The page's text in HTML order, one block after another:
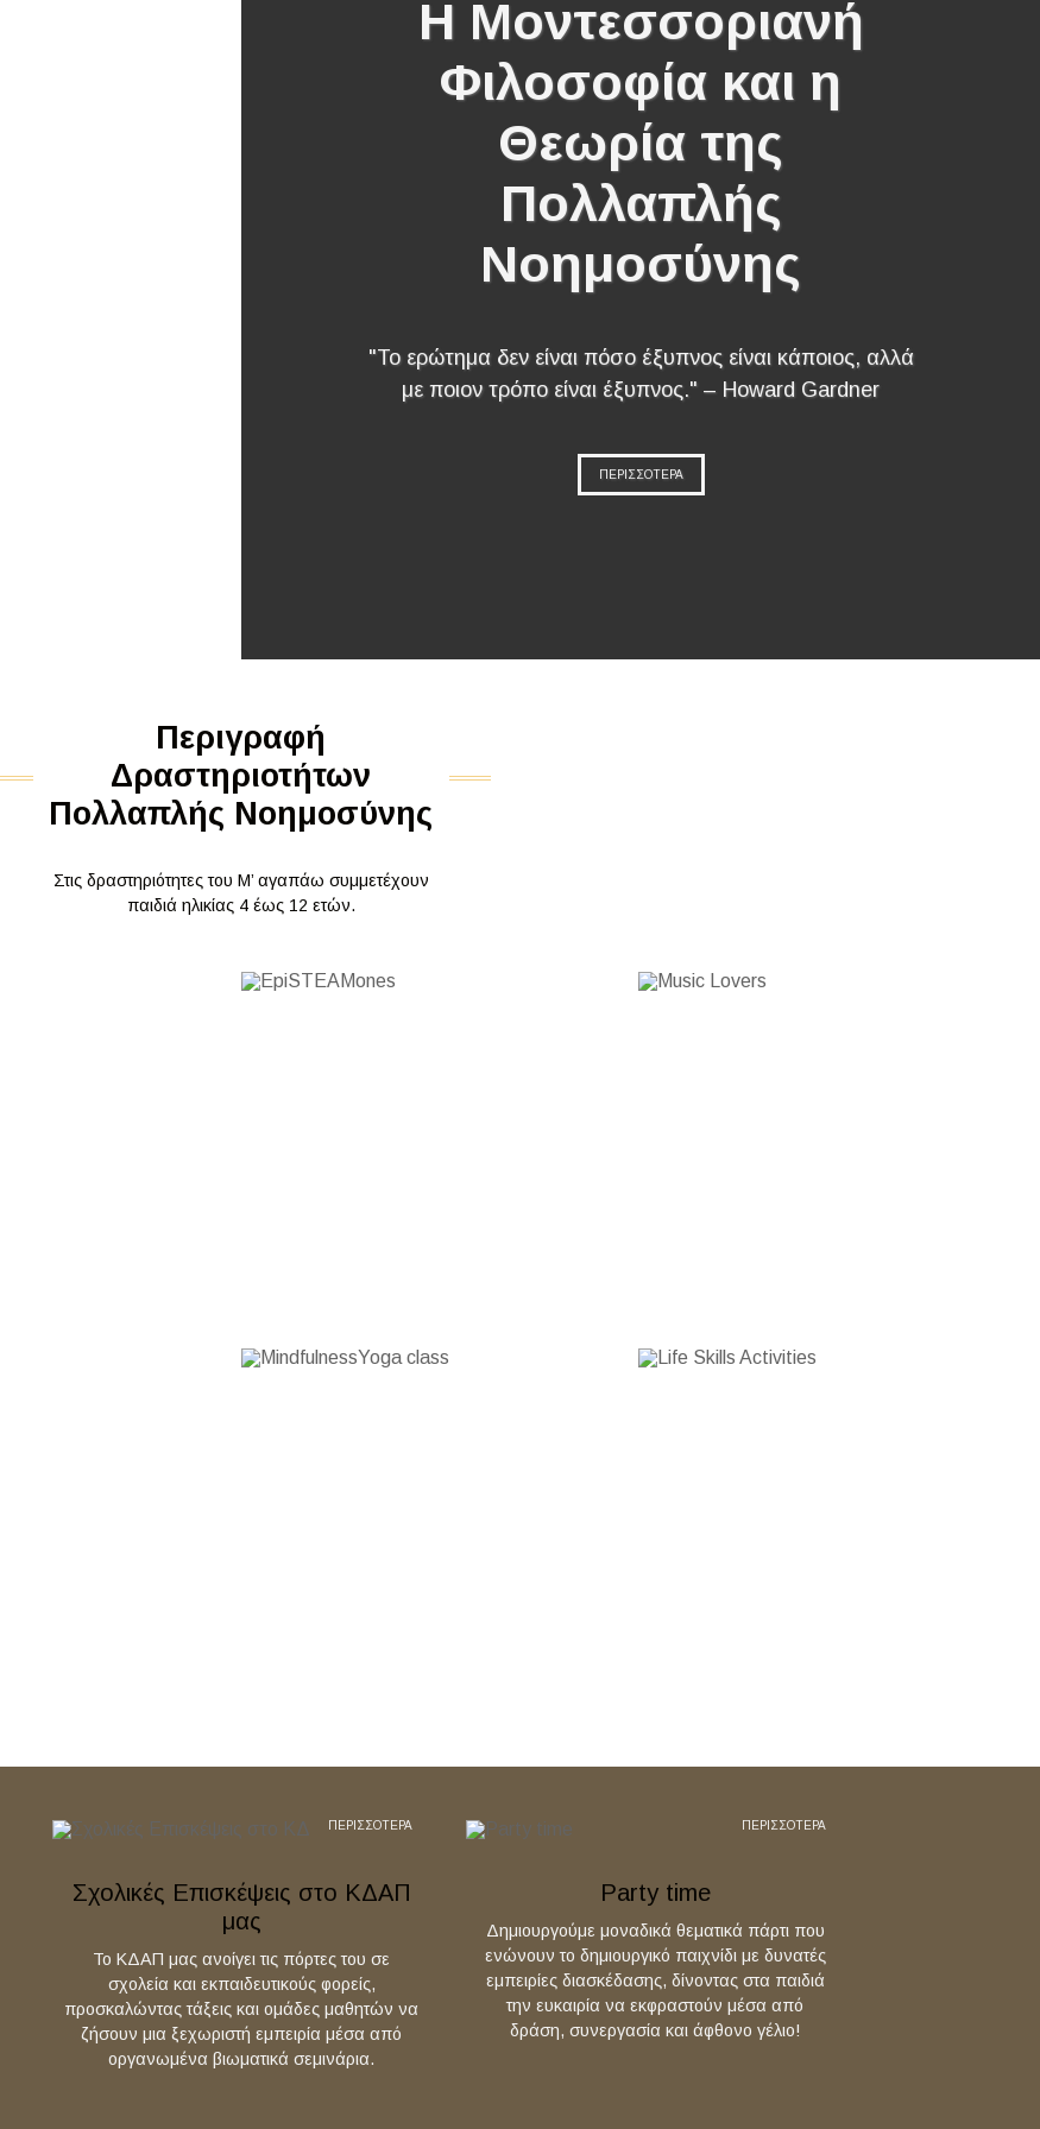
Η Μοντεσσοριανή
Φιλοσοφία και η
Θεωρία της
Πολλαπλής
Νοημοσύνης
"Το ερώτημα δεν είναι πόσο έξυπνος είναι κάποιος, αλλά
με ποιον τρόπο είναι έξυπνος." – Howard Gardner
ΠΕΡΙΣΣΟΤΕΡΑ
Περιγραφή
Δραστηριοτήτων
Πολλαπλής Νοημοσύνης
Στις δραστηριότητες του Μ’ αγαπάω συμμετέχουν
παιδιά ηλικίας 4 έως 12 ετών.
ΠΕΡΙΣΣΟΤΕΡΑ
Σχολικές Επισκέψεις στο ΚΔΑΠ
μας
Το ΚΔΑΠ μας ανοίγει τις πόρτες του σε
σχολεία και εκπαιδευτικούς φορείς,
προσκαλώντας τάξεις και ομάδες μαθητών να
ζήσουν μια ξεχωριστή εμπειρία μέσα από
οργανωμένα βιωματικά σεμινάρια.
ΠΕΡΙΣΣΟΤΕΡΑ
Party time
Δημιουργούμε μοναδικά θεματικά πάρτι που
ενώνουν το δημιουργικό παιχνίδι με δυνατές
εμπειρίες διασκέδασης, δίνοντας στα παιδιά
την ευκαιρία να εκφραστούν μέσα από
δράση, συνεργασία και άφθονο γέλιο!